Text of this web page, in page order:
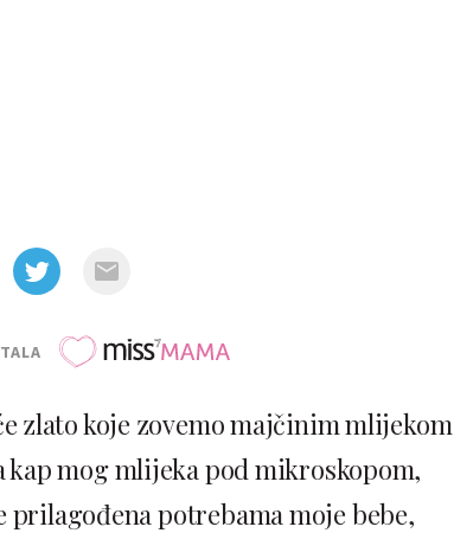
zlato koje zovemo majčinim mlijekom
kap mog mlijeka pod mikroskopom,
prilagođena potrebama moje bebe,